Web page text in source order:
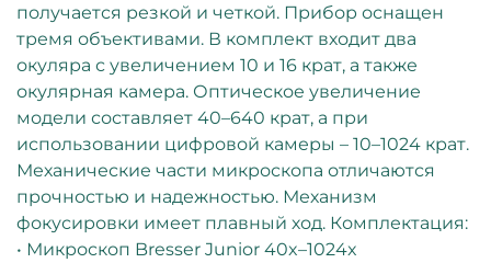
получается резкой и четкой. Прибор оснащен
тремя объективами. В комплект входит два
окуляра с увеличением 10 и 16 крат, а также
окулярная камера. Оптическое увеличение
модели составляет 40–640 крат, а при
использовании цифровой камеры – 10–1024 крат.
Механические части микроскопа отличаются
прочностью и надежностью. Механизм
фокусировки имеет плавный ход. Комплектация:
• Микроскоп Bresser Junior 40x–1024x